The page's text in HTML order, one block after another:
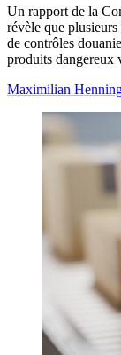
Un rapport de la
révèle que
de contrôles
produits dangereux
Maximilian